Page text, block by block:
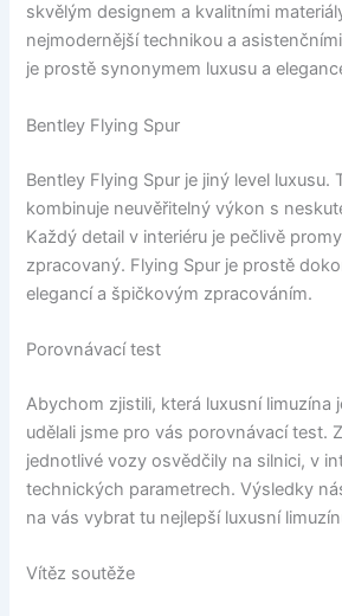
skvělým designem a kvalitními
nejmodernější technikou a
je prostě synonymem luxusu a
Bentley Flying Spur
Bentley Flying Spur je jiný level luxusu.
kombinuje neuvěřitelný výkon s
Každý detail v interiéru je pečlivě
zpracovaný. Flying Spur je prostě
elegancí a špičkovým zpracováním.
Porovnávací test
Abychom zjistili, která luxusní limuzína
udělali jsme pro vás porovnávací test.
jednotlivé vozy osvědčily na silnici, v
technických parametrech. Výsledky
na vás vybrat tu nejlepší luxusní
Vítěz soutěže